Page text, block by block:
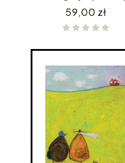
Cena
59,00 zł